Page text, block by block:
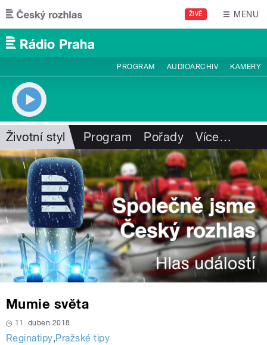
Přejít k hlavnímu obsahu
ŽIVĚ MENU
PROGRAM AUDIOARCHIV KAMERY
Životní styl Program Pořady Více…
Mumie světa
11. duben 2018
Reginatipy,Pražské tipy